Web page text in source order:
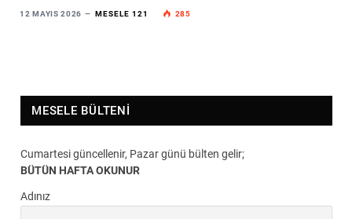
12 MAYIS 2026 MESELE 121 285
MESELE BÜLTENI
Cumartesi güncellenir, Pazar günü bülten gelir;
BÜTÜN HAFTA OKUNUR
Adınız